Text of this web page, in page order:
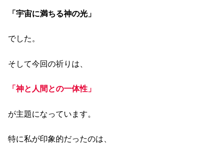
「宇宙に満ちる神の光」
でした。
そして今回の祈りは、
「神と人間との一体性」
が主題になっています。
特に私が印象的だったのは、